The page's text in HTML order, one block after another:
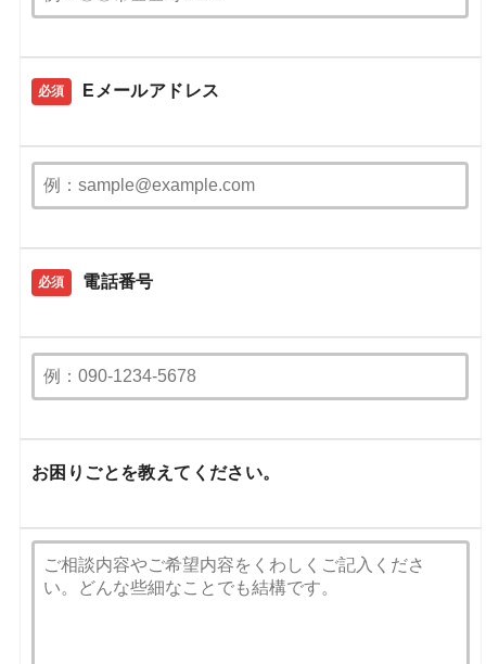
必須 Eメールアドレス
必須 電話番号
お困りごとを教えてください。